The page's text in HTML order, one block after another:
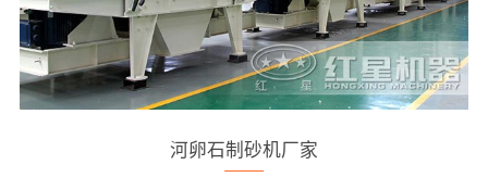
河卵石制砂机厂家